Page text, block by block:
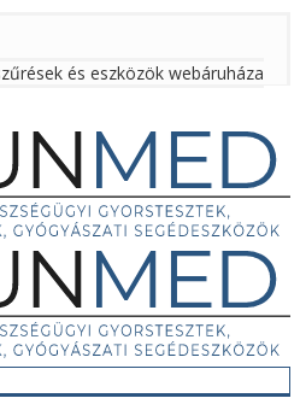
és eszközök webáruháza